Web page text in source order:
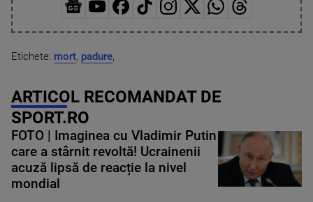
Etichete: mort, padure,
ARTICOL RECOMANDAT DE
SPORT.RO
FOTO | Imaginea cu Vladimir Putin
care a stârnit revoltă! Ucrainenii
acuză lipsă de reacție la nivel
mondial